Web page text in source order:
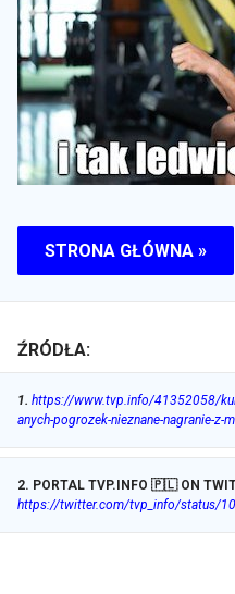
STRONA GŁÓWNA »
ŹRÓDŁA:
1. https://www.tvp.info/41352058/
anych-pogrozek-nieznane-nagranie-z-
2. PORTAL TVP.INFO 🇵🇱 ON
https://twitter.com/tvp_info/status/